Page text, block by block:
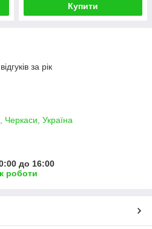
Купити
за рік
Черкаси, Україна
до 16:00
роботи